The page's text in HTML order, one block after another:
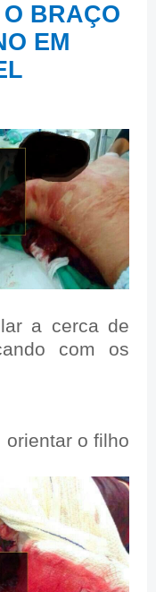
BRAÇO
EM
a cerca de
com os
o filho